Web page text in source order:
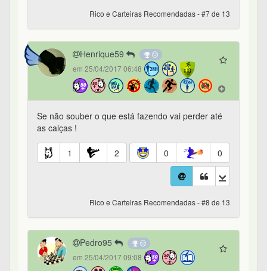
Rico e Carteiras Recomendadas - #7 de 13
Henrique59
em 25/04/2017 06:48
Se não souber o que está fazendo vai perder até
as calças !
1 2 0 0
Rico e Carteiras Recomendadas - #8 de 13
Pedro95
em 25/04/2017 09:08